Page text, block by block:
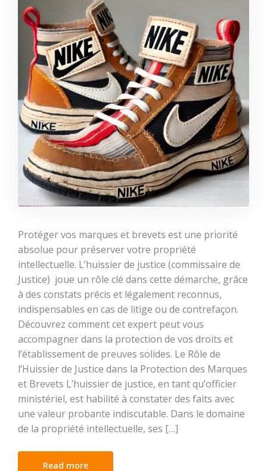
Protéger vos marques et brevets est une priorité
absolue pour préserver votre propriété
intellectuelle. L’huissier de justice (commissaire de
Justice) joue un rôle clé dans cette démarche, grâce
à des constats précis et légalement reconnus,
indispensables en cas de litige ou de contrefaçon.
Découvrez comment cet expert peut vous
accompagner dans la protection de vos droits et
l’établissement de preuves solides. Le Rôle de
l’Huissier de Justice dans la Protection des Marques
et Brevets L’huissier de justice, en tant qu’officier
ministériel, est habilité à constater des faits avec
une valeur probante indiscutable. Dans le domaine
de la propriété intellectuelle, ses […]
Read more